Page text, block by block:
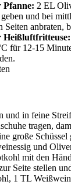
Pfanne: 2 EL
und bei
anbraten,
Heißluftfritteuse:
für 12-15
und in feine
tragen,
große Schüssel
und
mit den
Seite stellen
1 TL